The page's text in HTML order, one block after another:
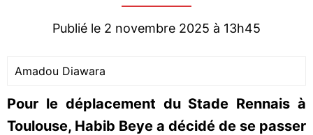
Publié le 2 novembre 2025 à 13h45
Amadou Diawara
Pour le déplacement du Stade Rennais à
Toulouse, Habib Beye a décidé de se passer